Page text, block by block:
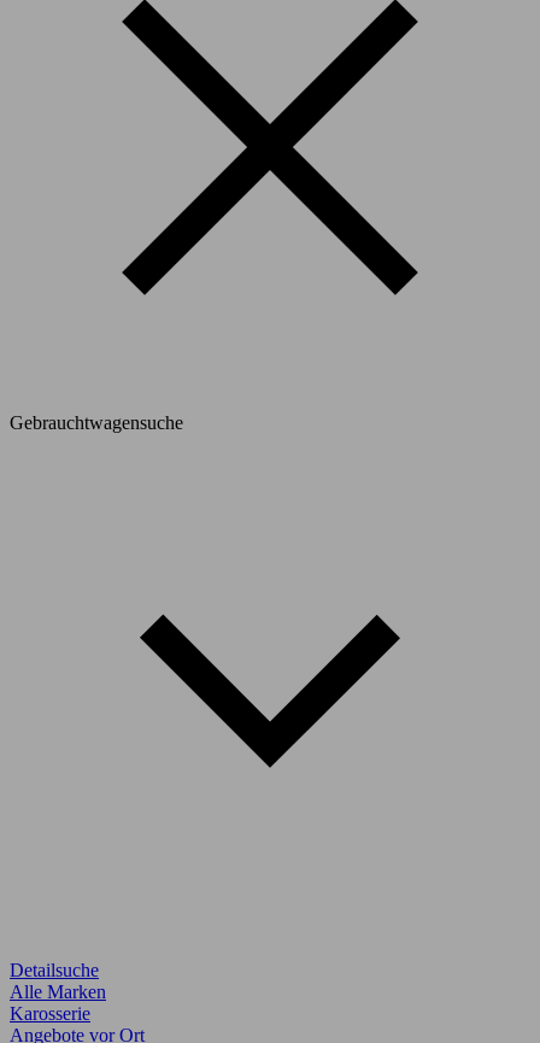
Gebrauchtwagensuche
Detailsuche
Alle Marken
Karosserie
Angebote vor Ort